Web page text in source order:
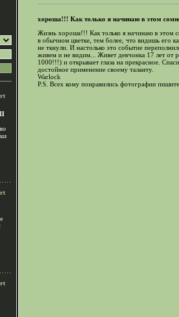
хороша!!! Как только я начинаю в этом
Жизнь хороша!!! Как только я начинаю в этом
в обычном цветке, тем более, что видишь его
не ткнули. И настолько это событие
живем и не видим... Живет девчонка 17 лет от
1000!!!) и открывает глаза на прекрасное.
достойное применение своему таланту.
Warlock
P.S. Всех кому понравились фотографии